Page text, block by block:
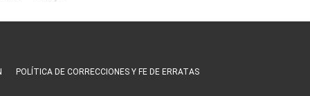
POLÍTICA DE CORRECCIONES Y FE DE ERRATAS